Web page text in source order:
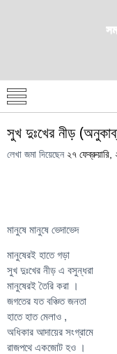
সুখ দুঃখের নীড়
লেখা জমা দিয়েছেন ২৭ ফেব্রুয়ারি,
মানুষে মানুষে ভেদাভেদ
মানুষেরই হাতে গড়া
সুখ দুঃখের নীড় এ বসুন্ধরা
মানুষেরই তৈরি করা ।
জগতের যত বঞ্চিত জনতা
হাতে হাত মেলাও ,
অধিকার আদায়ের সংগ্রামে
রাজপথে একজোট হও ।